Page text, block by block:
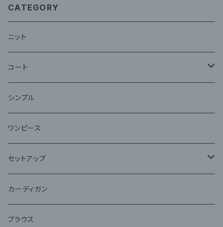
CATEGORY
ニット
コート
ファー
シンプル
ワンピース
セットアップ
ジャケット
アンサンブル
カーディガン
ブラウス